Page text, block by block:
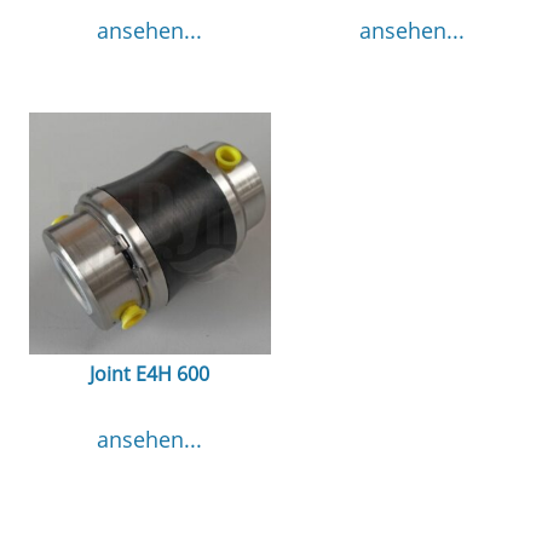
ansehen... ansehen...
Joint E4H 600
ansehen...